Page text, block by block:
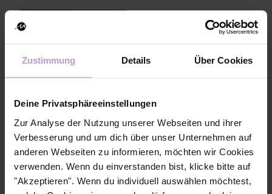
Zustimmung Details Über Cookies
Deine Privatsphäreeinstellungen
Zur Analyse der Nutzung unserer Webseiten und ihrer
Verbesserung und um dich über unser Unternehmen auf
anderen Webseiten zu informieren, möchten wir Cookies
verwenden. Wenn du einverstanden bist, klicke bitte auf
"Akzeptieren". Wenn du individuell auswählen möchtest,
Claudia Voigt
Regional Lead Berlin
Ich bin eine erfahrene,
Berlin mit einem
Hintergrund in B2C- und
B2B-Marketing im Beauty-
und Lifestyle Segment. Meine Expertise liegt im digitalen
Marketing, der strategischen Markenpositionierung,
Content-Strategie und vertriebsnahen